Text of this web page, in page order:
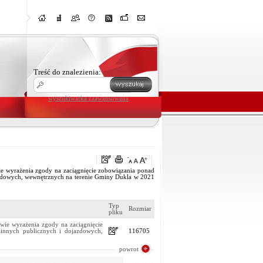
Treść do znalezienia:
wyszukiwarka zaawansowana
zgody na zaciągnięcie zobowiązania ponad
wewnętrznych na terenie Gminy Dukla w 2021
Typ
pliku
Rozmiar
wyrażenia zgody na zaciągnięcie
publicznych i dojazdowych,
116705
powrot